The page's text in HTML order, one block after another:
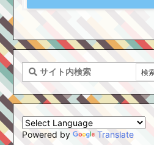
Powered by Translate